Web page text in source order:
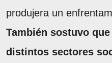
produjera un
También sostuvo
distintos sectores